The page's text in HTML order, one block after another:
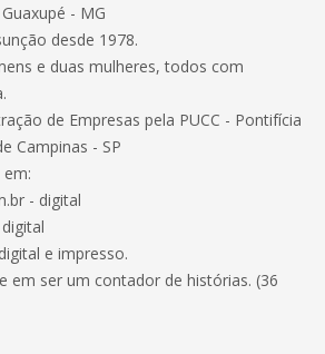
- MG
desde 1978.
e duas mulheres, todos com
de Empresas pela PUCC - Pontifícia
Campinas - SP
- digital
e impresso.
em ser um contador de histórias. (36